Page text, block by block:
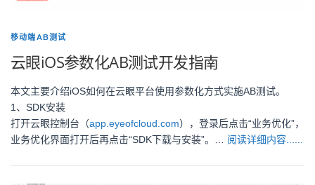
移动端AB测试
云眼iOS参数化AB测试开发指南
本文主要介绍iOS如何在云眼平台使用参数化方式实施AB测试。
1、SDK安装
打开云眼控制台（app.eyeofcloud.com），登录后点击“业务优化”，
业务优化界面打开后再点击“SDK下载与安装”。… 阅读详细内容......